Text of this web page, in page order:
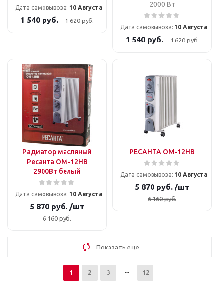
Дата самовывоза: 10 Августа
1 540руб. 1 620руб.
2000 Вт
Дата самовывоза: 10 Августа
1 540руб. 1 620руб.
Радиатор масляный
Ресанта ОМ-12НВ
2900Вт белый
Дата самовывоза: 10 Августа
5 870руб. /шт
6 160руб.
РЕСАНТА ОМ-12НВ
Дата самовывоза: 10 Августа
5 870руб. /шт
6 160руб.
Показать еще
1 2 3 12